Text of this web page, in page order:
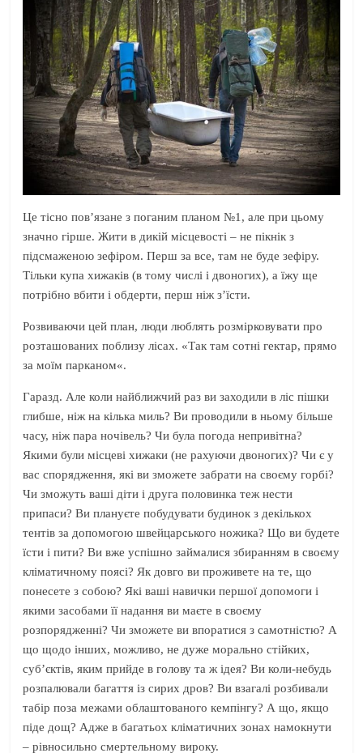
Це тісно пов’язане з поганим планом №1, але при цьому
значно гірше. Жити в дикій місцевості – не пікнік з
підсмаженою зефіром. Перш за все, там не буде зефіру.
Тільки купа хижаків (в тому числі і двоногих), а їжу ще
потрібно вбити і обдерти, перш ніж з’їсти.
Розвиваючи цей план, люди люблять розмірковувати про
розташованих поблизу лісах. «Так там сотні гектар, прямо
за моїм парканом«.
Гаразд. Але коли найближчий раз ви заходили в ліс пішки
глибше, ніж на кілька миль? Ви проводили в ньому більше
часу, ніж пара ночівель? Чи була погода непривітна?
Якими були місцеві хижаки (не рахуючи двоногих)? Чи є у
вас спорядження, які ви зможете забрати на своєму горбі?
Чи зможуть ваші діти і друга половинка теж нести
припаси? Ви плануєте побудувати будинок з декількох
тентів за допомогою швейцарського ножика? Що ви будете
їсти і пити? Ви вже успішно займалися збиранням в своєму
кліматичному поясі? Як довго ви проживете на те, що
понесете з собою? Які ваші навички першої допомоги і
якими засобами її надання ви маєте в своєму
розпорядженні? Чи зможете ви впоратися з самотністю? А
що щодо інших, можливо, не дуже морально стійких,
суб’єктів, яким прийде в голову та ж ідея? Ви коли-небудь
розпалювали багаття із сирих дров? Ви взагалі розбивали
табір поза межами облаштованого кемпінгу? А що, якщо
піде дощ? Адже в багатьох кліматичних зонах намокнути
– рівносильно смертельному вироку.